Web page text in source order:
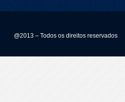
@2013 – Todos os direitos reservados